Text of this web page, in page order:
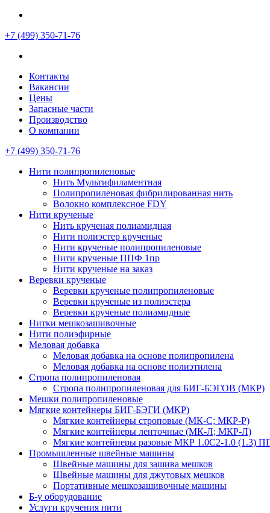
+7 (499) 350-71-76
Контакты
Вакансии
Цены
Запасные части
Производство
О компании
+7 (499) 350-71-76
Нити полипропиленовые
Нить Мультифиламентная
Полипропиленовая фибрилированная нить
Волокно комплексное FDY
Нити крученые
Нить крученая полиамидная
Нити полиэстер крученые
Нити крученые полипропиленовые
Нити крученые ППФ 1пр
Нити крученые на заказ
Веревки крученые
Веревки крученые полипропиленовые
Веревки крученые из полиэстера
Веревки крученые полиамидные
Нитки мешкозашивочные
Нити полиэфирные
Меловая добавка
Меловая добавка на основе полипропилена
Меловая добавка на основе полиэтилена
Стропа полипропиленовая
Стропа полипропиленовая для БИГ-БЭГОВ (МКР)
Мешки полипропиленовые
Мягкие контейнеры БИГ-БЭГИ (МКР)
Мягкие контейнеры строповые (МК-С; МКР-Р)
Мягкие контейнеры ленточные (МК-Л; МКР-Л)
Мягкие контейнеры разовые МКР 1.0С2-1.0 (1.3)
Промышленные швейные машины
Швейные машины для зашива мешков
Швейные машины для джутовых мешков
Портативные мешкозашивочные машины
Б-у оборудование
Услуги кручения нити